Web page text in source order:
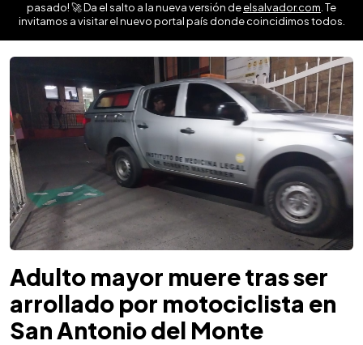
pasado! 🚀 Da el salto a la nueva versión deelsalvador.com . Te
invitamos a visitar el nuevo portal país donde coincidimos todos.
Adulto mayor muere tras ser
arrollado por motociclista en
San Antonio del Monte